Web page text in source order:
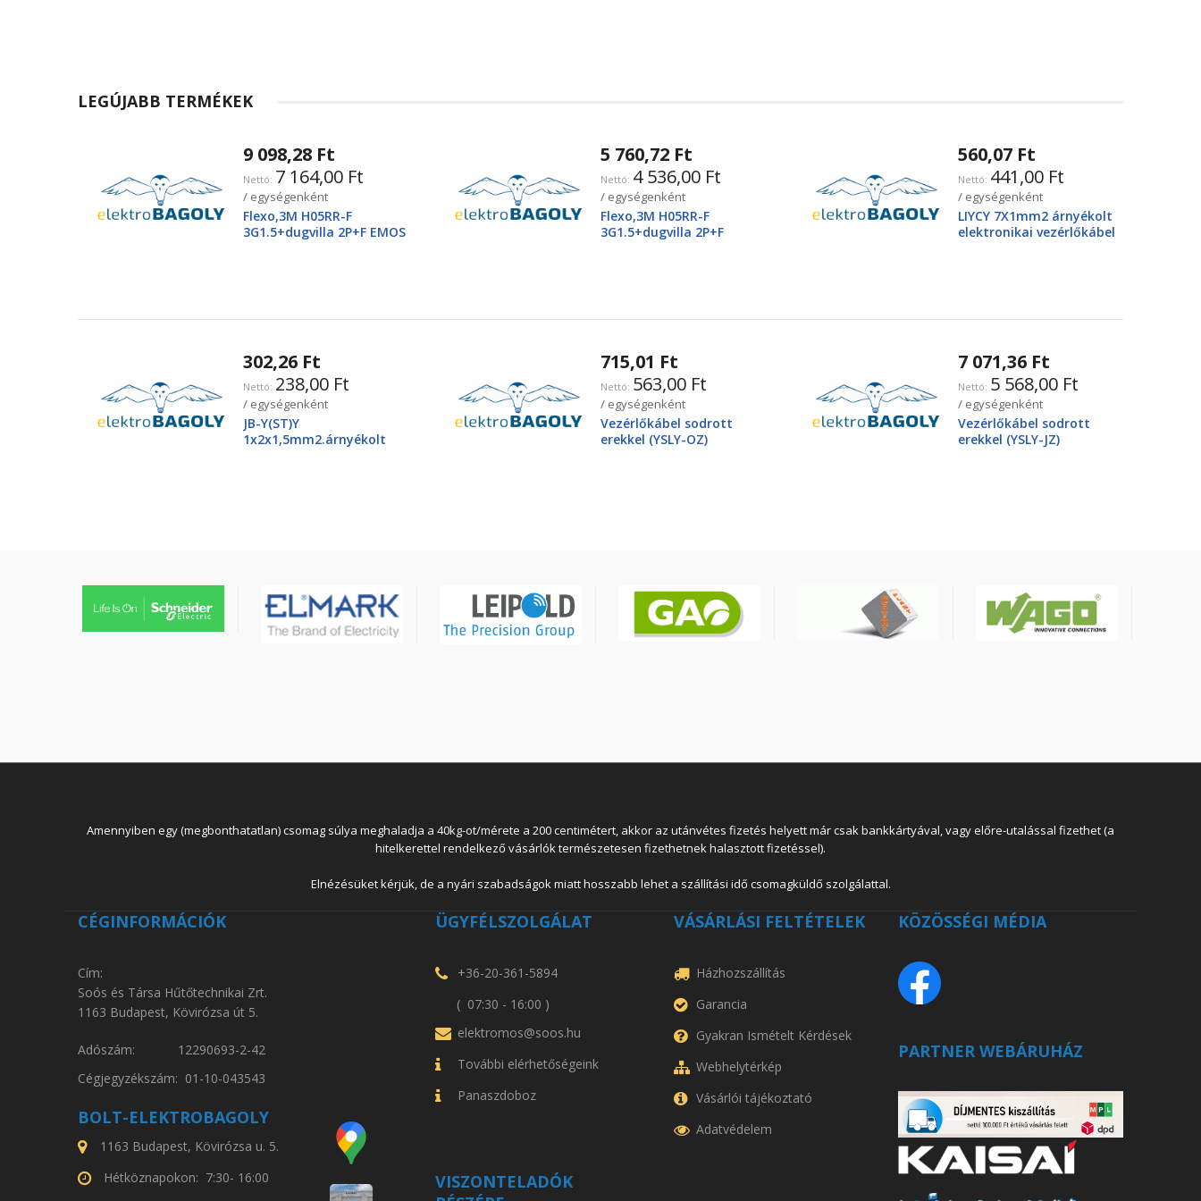
LEGÚJABB TERMÉKEK
9 098,28 Ft
7 164,00 Ft
/ egységenként
Flexo,3M H05RR-F
3G1.5+dugvilla 2P+F EMOS
5 760,72 Ft
4 536,00 Ft
/ egységenként
Flexo,3M H05RR-F
3G1.5+dugvilla 2P+F
560,07 Ft
441,00 Ft
/ egységenként
LIYCY 7X1mm2 árnyékolt
elektronikai vezérlőkábel
302,26 Ft
238,00 Ft
/ egységenként
JB-Y(ST)Y
1x2x1,5mm2.árnyékolt
715,01 Ft
563,00 Ft
/ egységenként
Vezérlőkábel sodrott
erekkel (YSLY-OZ)
7 071,36 Ft
5 568,00 Ft
/ egységenként
Vezérlőkábel sodrott
erekkel (YSLY-JZ)
Amennyiben egy (megbonthatatlan) csomag súlya meghaladja a 40kg-ot/mérete a 200 centimétert, akkor az utánvétes fizetés helyett már csak bankkártyával, vagy előre-utalással fizethet (a
hitelkerettel rendelkező vásárlók természetesen fizethetnek halasztott fizetéssel).
Elnézésüket kérjük, de a nyári szabadságok miatt hosszabb lehet a szállítási idő csomagküldő szolgálattal.
CÉGINFORMÁCIÓK
Cím:
Soós és Társa Hűtőtechnikai Zrt.
1163 Budapest, Kövirózsa út 5.
Adószám: 12290693-2-42
Cégjegyzékszám: 01-10-043543
BOLT-ELEKTROBAGOLY
1163 Budapest, Kövirózsa u. 5.
Hétköznapokon: 7:30- 16:00
ÜGYFÉLSZOLGÁLAT
+36-20-361-5894
( 07:30 - 16:00 )
elektromos@soos.hu
További elérhetőségeink
Panaszdoboz
VISZONTELADÓK
VÁSÁRLÁSI FELTÉTELEK
Házhozszállítás
Garancia
Gyakran Ismételt Kérdések
Webhelytérkép
Vásárlói tájékoztató
Adatvédelem
KÖZÖSSÉGI MÉDIA
PARTNER WEBÁRUHÁZ